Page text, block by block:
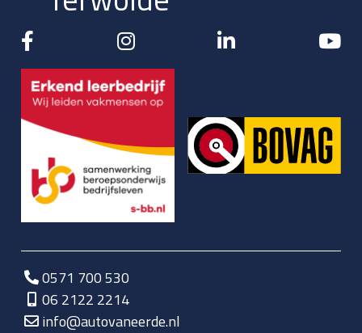
0571 700 530
06 2122 2214
info@autovaneerde.nl